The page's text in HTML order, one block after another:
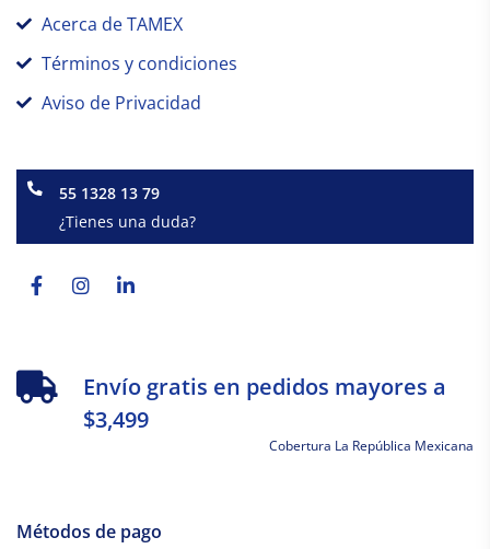
Acerca de TAMEX
Términos y condiciones
Aviso de Privacidad
55 1328 13 79
¿Tienes una duda?
f
Envío gratis en pedidos mayores a
$3,499
Cobertura La República Mexicana
Métodos de pago